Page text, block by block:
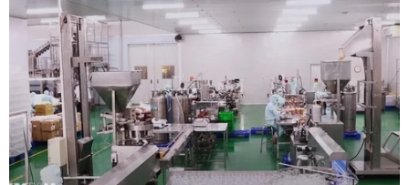
Đàm Vĩnh Hưng chia sẻ, "Có những niềm riêng" là một trong
những ca khúc mà anh yêu thích nhất. (Ảnh: PV/Vietnam+)
“Hào quang đến vai Hoài Lâm quá sớm. Sự
choáng ngợp trước những lời tung hô (khi mới ở